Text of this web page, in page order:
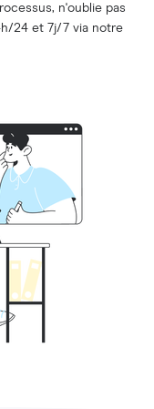
n'oublie pas
24 et 7j/7 via notre